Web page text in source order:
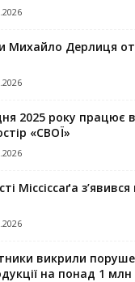
Михайло Дерлиця
2025 року працює
«СВОЇ»
Міссіссаґа
викрили
на понад 1 млн